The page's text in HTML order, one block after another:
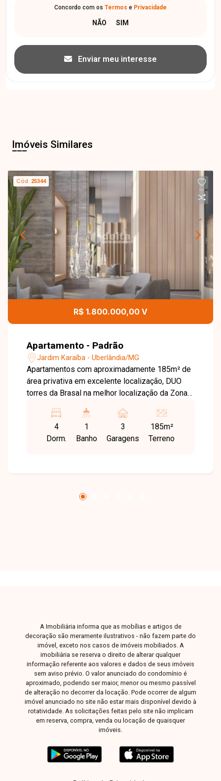
Concordo com os Termos e Privacidade
Enviar meu interesse
Imóveis Similares
Cód. 25344
R$ 1.800.000,00 V
Apartamento - Padrão
Jardim Karaíba - Uberlândia/MG
Apartamentos com aproximadamente 185m² de
área privativa em excelente localização, DUO
torres da Brasal na melhor localização da Zona
gourmet, lavabo, 4 suítes, área de serviço com
banheiro e 3 vagas de garagem. Condomínio
com área de lazer completa, coworking, espaço
4
Dorm.
1
Banho
3
Garagens
185m²
Terreno
A Imobiliária informa que as mobílias e artigos de
decoração são meramente ilustrativos - não fazem parte do
imóvel, exceto nos casos de imóveis mobiliados. A
imobiliária se reserva o direito de alterar qualquer
informação referente aos valores e dados de seus imóveis
sem aviso prévio. O valor anunciado do condomínio é
aproximado, podendo ser maior, menor ou mesmo passível
de alteração no decorrer da locação. Pode ocorrer de algum
imóvel anunciado no site não estar mais disponível devido à
rotatividade. As solicitações feitas pelo site não implicam
em reserva, compra, venda ou locação de quaisquer
imóveis.